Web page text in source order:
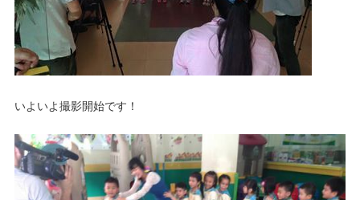
いよいよ撮影開始です！